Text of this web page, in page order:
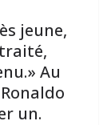
jeune,
Au
un.